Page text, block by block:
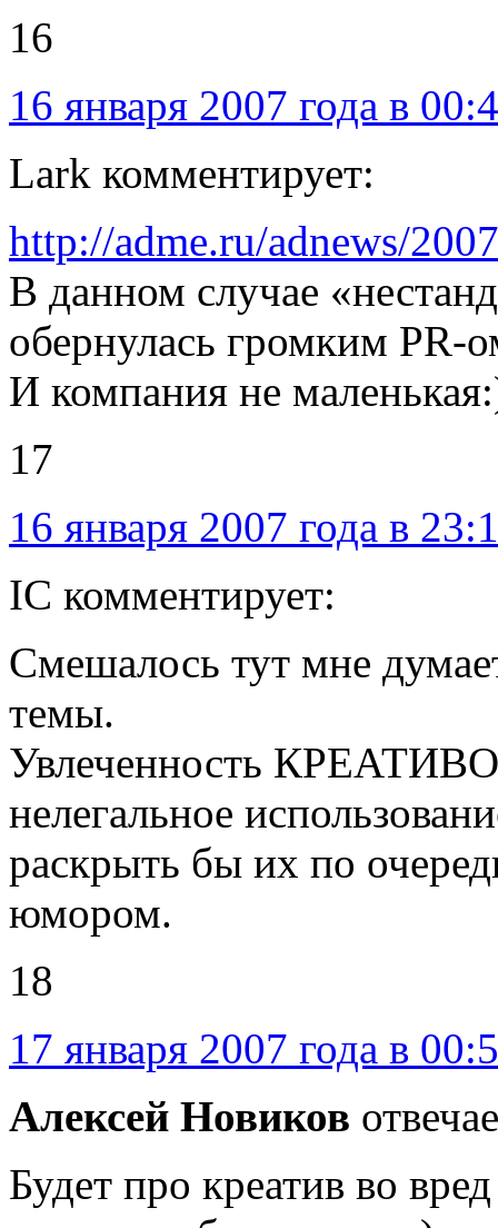
16
16 января 2007 года в
Lark комментирует:
http://adme.ru/adnews/
В данном случае
обернулась громким PR-
И компания не
17
16 января 2007 года в
IC комментирует:
Смешалось тут мне
темы.
Увлеченность
нелегальное
раскрыть бы их по
юмором.
18
17 января 2007 года в
Алексей Новиков
Будет про креатив во